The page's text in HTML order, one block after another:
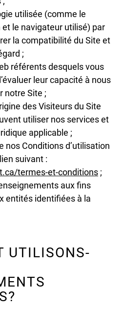
utilisée (comme le
le navigateur utilisé) par
la compatibilité du Site et
;
référents desquels vous
leur capacité à nous
notre Site ;
des Visiteurs du Site
utiliser nos services et
applicable ;
nos Conditions d’utilisation
suivant :
termes-et-conditions ;
aux fins
entités identifiées à la
UTILISONS-